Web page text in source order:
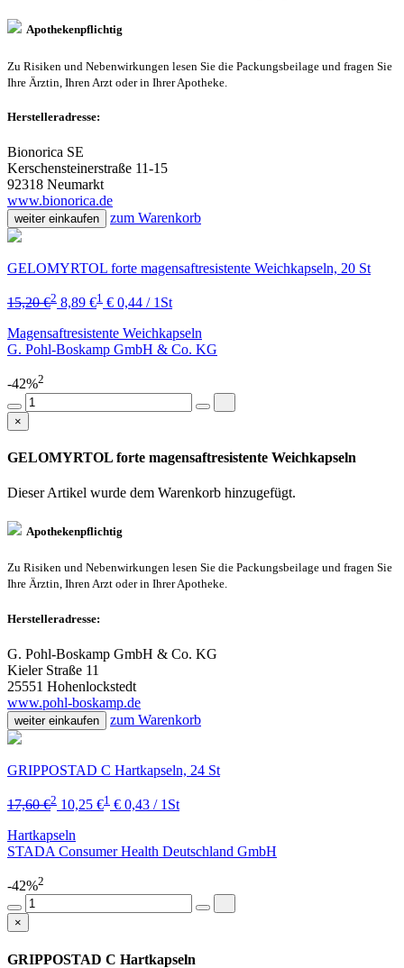
Apothekenpflichtig
Zu Risiken und Nebenwirkungen lesen Sie die Packungsbeilage und fragen Sie
Ihre Ärztin, Ihren Arzt oder in Ihrer Apotheke.
Herstelleradresse:
Bionorica SE
Kerschensteinerstraße 11-15
92318 Neumarkt
www.bionorica.de
weiter einkaufen zum Warenkorb
GELOMYRTOL forte magensaftresistente Weichkapseln, 20 St
15,20 €2 8,89 €1 € 0,44 / 1St
Magensaftresistente Weichkapseln
G. Pohl-Boskamp GmbH & Co. KG
-42%2
×
GELOMYRTOL forte magensaftresistente Weichkapseln
Dieser Artikel wurde dem Warenkorb hinzugefügt.
Apothekenpflichtig
Zu Risiken und Nebenwirkungen lesen Sie die Packungsbeilage und fragen Sie
Ihre Ärztin, Ihren Arzt oder in Ihrer Apotheke.
Herstelleradresse:
G. Pohl-Boskamp GmbH & Co. KG
Kieler Straße 11
25551 Hohenlockstedt
www.pohl-boskamp.de
weiter einkaufen zum Warenkorb
GRIPPOSTAD C Hartkapseln, 24 St
17,60 €2 10,25 €1 € 0,43 / 1St
Hartkapseln
STADA Consumer Health Deutschland GmbH
-42%2
×
GRIPPOSTAD C Hartkapseln